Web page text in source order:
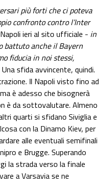
più forti che ci poteva
confronto contro l’Inter
ieri al sito ufficiale - in
battuto anche il Bayern
fiducia in noi stessi,
Una sfida avvincente, quindi.
Il Napoli visto fino ad
è adesso che bisognerà
è da sottovalutare. Almeno
quarti si sfidano Siviglia e
con la Dinamo Kiev, per
alle eventuali semifinali
e Brugge. Superando
la strada verso la finale
a Varsavia se ne